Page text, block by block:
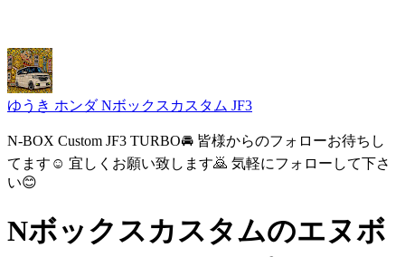
ゆうき ホンダ Nボックスカスタム JF3
N-BOX Custom JF3 TURBO🚘 皆様からのフォローお待ちし
てます☺️ 宜しくお願い致します🙇 気軽にフォローして下さ
い😊
Nボックスカスタムのエヌボ